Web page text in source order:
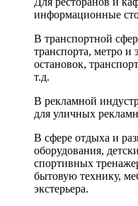
информационные
В транспортной
транспорта, метро
остановок,
т.д.
В рекламной
для уличных
В сфере отдыха и
оборудования,
спортивных
бытовую технику,
экстерьера.